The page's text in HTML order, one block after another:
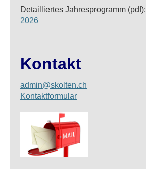
Detailliertes Jahresprogramm (pdf):
2026
Kontakt
admin@skolten.ch
Kontaktformular